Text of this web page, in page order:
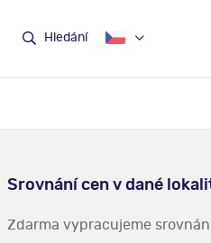
Hledání
Srovnání cen v dané
Zdarma vypracujeme